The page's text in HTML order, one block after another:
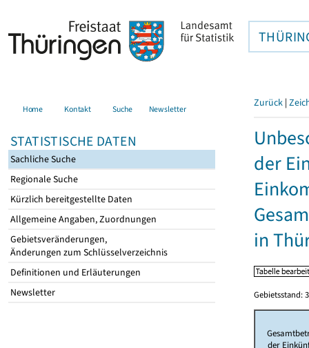
Home Kontakt Suche Newsletter
STATISTISCHE DATEN
Sachliche Suche
Regionale Suche
Kürzlich bereitgestellte Daten
Allgemeine Angaben, Zuordnungen
Gebietsveränderungen,
Änderungen zum Schlüsselverzeichnis
Definitionen und Erläuterungen
Newsletter
Zurück |
der
in
Gebietsstand:
der